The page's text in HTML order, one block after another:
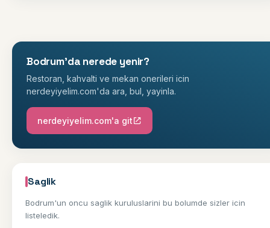
Bodrum'da nerede yenir?
Restoran, kahvalti ve mekan onerileri icin
nerdeyiyelim.com'da ara, bul, yayinla.
nerdeyiyelim.com'a git
Saglik
Bodrum'un oncu saglik kuruluslarini bu bolumde sizler icin
listeledik.